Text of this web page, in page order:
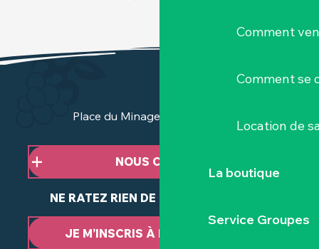
Comment
Comment se
Location de
La boutique
Service Groupes
Place du Minage - 44190 Clisson
NOUS CONTACTER
NE RATEZ RIEN DE NOTRE ACTUALITÉ
JE M’INSCRIS À LA NEWSLETTER